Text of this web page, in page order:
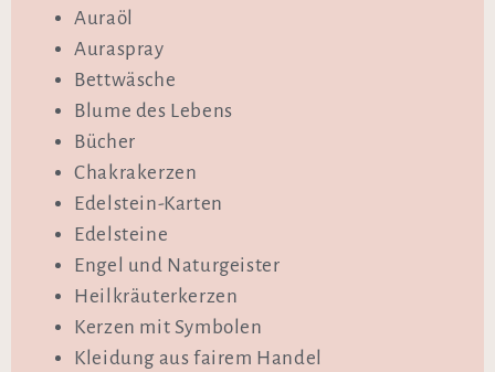
Auraöl
Auraspray
Bettwäsche
Blume des Lebens
Bücher
Chakrakerzen
Edelstein-Karten
Edelsteine
Engel und Naturgeister
Heilkräuterkerzen
Kerzen mit Symbolen
Kleidung aus fairem Handel